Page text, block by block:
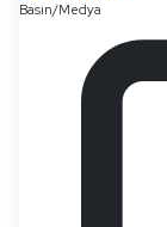
Basın/Medya